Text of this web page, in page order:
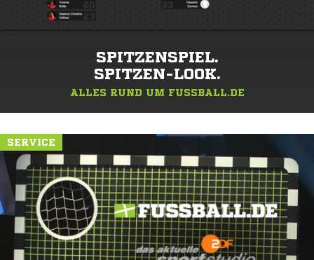
SPITZENSPIEL.
SPITZEN-LOOK.
ALLES RUND UM FUSSBALL.DE
SERVICE